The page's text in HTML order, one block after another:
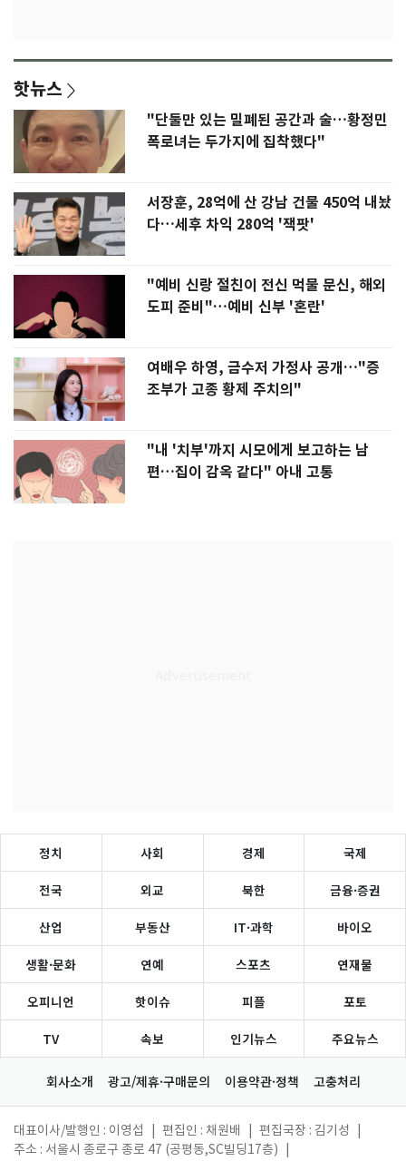
핫뉴스
"단둘만 있는 밀폐된 공간과 술…황정민
폭로녀는 두가지에 집착했다"
서장훈, 28억에 산 강남 건물 450억 내놨
다…세후 차익 280억 '잭팟'
"예비 신랑 절친이 전신 먹물 문신, 해외
도피 준비"…예비 신부 '혼란'
여배우 하영, 금수저 가정사 공개…"증
조부가 고종 황제 주치의"
"내 '치부'까지 시모에게 보고하는 남
편…집이 감옥 같다" 아내 고통
정치 사회 경제 국제
전국 외교 북한 금융·증권
산업 부동산 IT·과학 바이오
생활·문화 연예 스포츠 연재물
오피니언 핫이슈 피플 포토
TV 속보 인기뉴스 주요뉴스
회사소개 광고/제휴·구매문의 이용약관·정책 고충처리
대표이사/발행인 : 이영섭 편집인 : 채원배 편집국장 : 김기성
주소 : 서울시 종로구 종로 47 (공평동,SC빌딩17층)